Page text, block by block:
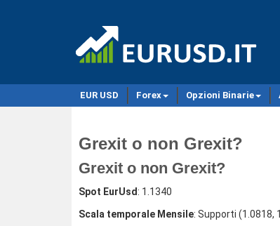
EUR USD Forex Opzioni Binarie
Grexit o non Grexit?
Grexit o non Grexit?
Spot EurUsd : 1.1340
Scala temporale Mensile: Supporti (1.0818,